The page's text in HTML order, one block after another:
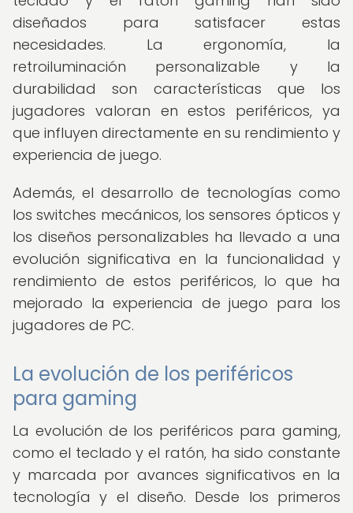
diseñados para satisfacer estas
necesidades. La ergonomía, la
retroiluminación personalizable y la
durabilidad son características que los
jugadores valoran en estos periféricos, ya
que influyen directamente en su rendimiento y
experiencia de juego.
Además, el desarrollo de tecnologías como
los switches mecánicos, los sensores ópticos y
los diseños personalizables ha llevado a una
evolución significativa en la funcionalidad y
rendimiento de estos periféricos, lo que ha
mejorado la experiencia de juego para los
jugadores de PC.
La evolución de los periféricos
para gaming
La evolución de los periféricos para gaming,
como el teclado y el ratón, ha sido constante
y marcada por avances significativos en la
tecnología y el diseño. Desde los primeros